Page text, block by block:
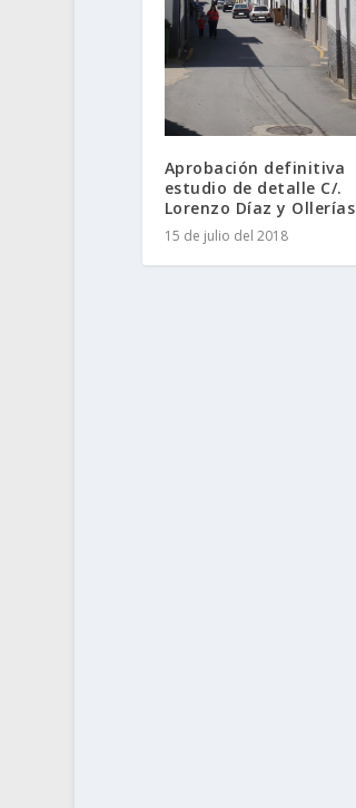
Aprobación definitiva
estudio de detalle C/.
Lorenzo Díaz y Ollerías
15 de julio del 2018